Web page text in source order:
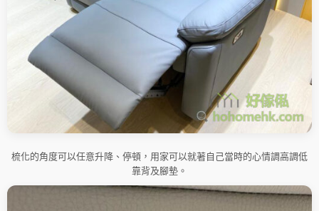
梳化的角度可以任意升降、停頓，用家可以就著自己當時的心情調高調低
靠背及腳墊。